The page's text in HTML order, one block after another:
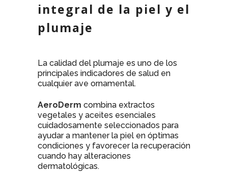
integral de la piel y el
plumaje
La calidad del plumaje es uno de los
principales indicadores de salud en
cualquier ave ornamental.
AeroDerm combina extractos
vegetales y aceites esenciales
cuidadosamente seleccionados para
ayudar a mantener la piel en óptimas
condiciones y favorecer la recuperación
cuando hay alteraciones
dermatológicas.